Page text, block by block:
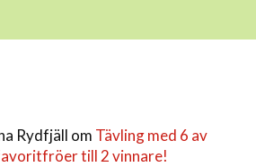
Rydfjäll om Tävling med 6 av
till 2 vinnare!